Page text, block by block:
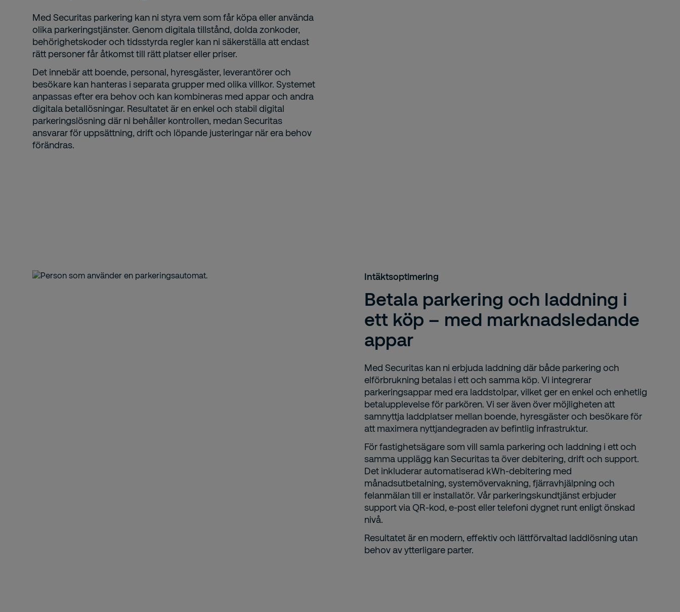
Med Securitas parkering kan ni styra vem som får köpa eller använda
olika parkeringstjänster. Genom digitala tillstånd, dolda zonkoder,
behörighetskoder och tidsstyrda regler kan ni säkerställa att endast
rätt personer får åtkomst till rätt platser eller priser.
Det innebär att boende, personal, hyresgäster, leverantörer och
besökare kan hanteras i separata grupper med olika villkor. Systemet
anpassas efter era behov och kan kombineras med appar och andra
digitala betallösningar. Resultatet är en enkel och stabil digital
parkeringslösning där ni behåller kontrollen, medan Securitas
ansvarar för uppsättning, drift och löpande justeringar när era behov
förändras.
Intäktsoptimering
Betala parkering och laddning i
ett köp – med marknadsledande
appar
Med Securitas kan ni erbjuda laddning där både parkering och
elförbrukning betalas i ett och samma köp. Vi integrerar
parkeringsappar med era laddstolpar, vilket ger en enkel och enhetlig
betalupplevelse för parkören. Vi ser även över möjligheten att
samnyttja laddplatser mellan boende, hyresgäster och besökare för
att maximera nyttjandegraden av befintlig infrastruktur.
För fastighetsägare som vill samla parkering och laddning i ett och
samma upplägg kan Securitas ta över debitering, drift och support.
Det inkluderar automatiserad kWh‑debitering med
månadsutbetalning, systemövervakning, fjärravhjälpning och
felanmälan till er installatör. Vår parkeringskundtjänst erbjuder
support via QR‑kod, e‑post eller telefoni dygnet runt enligt önskad
nivå.
Resultatet är en modern, effektiv och lättförvaltad laddlösning utan
behov av ytterligare parter.